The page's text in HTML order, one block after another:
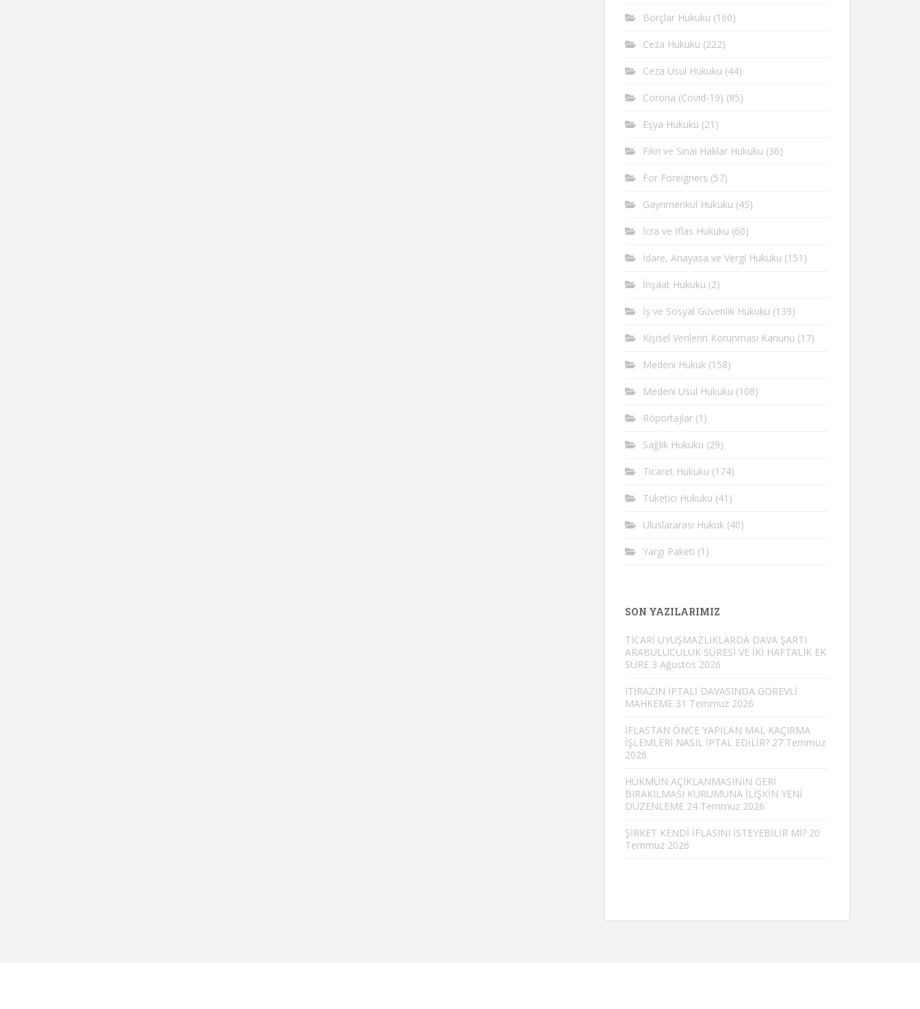
Borçlar Hukuku (160)
Ceza Hukuku (222)
Ceza Usul Hukuku (44)
Corona (Covid-19) (85)
Eşya Hukuku (21)
Fikri ve Sinai Haklar Hukuku (36)
For Foreigners (57)
Gayrimenkul Hukuku (45)
İcra ve İflas Hukuku (60)
İdare, Anayasa ve Vergi Hukuku (151)
İnşaat Hukuku (2)
İş ve Sosyal Güvenlik Hukuku (139)
Kişisel Verilerin Korunması Kanunu (17)
Medeni Hukuk (158)
Medeni Usul Hukuku (108)
Röportajlar (1)
Sağlık Hukuku (29)
Ticaret Hukuku (174)
Tüketici Hukuku (41)
Uluslararası Hukuk (40)
Yargı Paketi (1)
SON YAZILARIMIZ
TİCARİ UYUŞMAZLIKLARDA DAVA ŞARTI
ARABULUCULUK SÜRESİ VE İKİ HAFTALIK EK
SÜRE 3 Ağustos 2026
İTİRAZIN İPTALİ DAVASINDA GÖREVLİ
MAHKEME 31 Temmuz 2026
İFLASTAN ÖNCE YAPILAN MAL KAÇIRMA
İŞLEMLERİ NASIL İPTAL EDİLİR? 27 Temmuz
2026
HÜKMÜN AÇIKLANMASININ GERİ
BIRAKILMASI KURUMUNA İLİŞKİN YENİ
DÜZENLEME 24 Temmuz 2026
ŞİRKET KENDİ İFLASINI İSTEYEBİLİR Mİ? 20
Temmuz 2026